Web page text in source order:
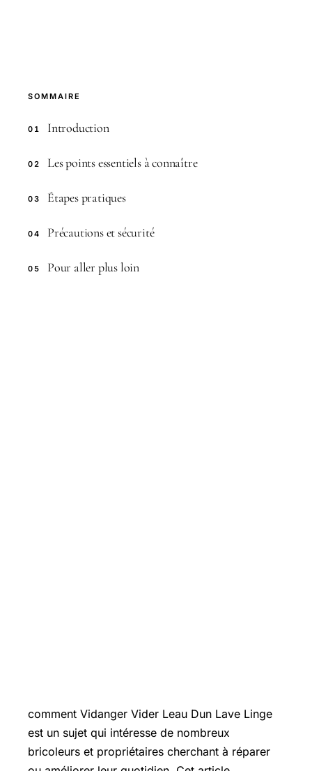
SOMMAIRE
01 Introduction
02 Les points essentiels à connaître
03 Étapes pratiques
04 Précautions et sécurité
05 Pour aller plus loin
comment Vidanger Vider Leau Dun Lave Linge
est un sujet qui intéresse de nombreux
bricoleurs et propriétaires cherchant à réparer